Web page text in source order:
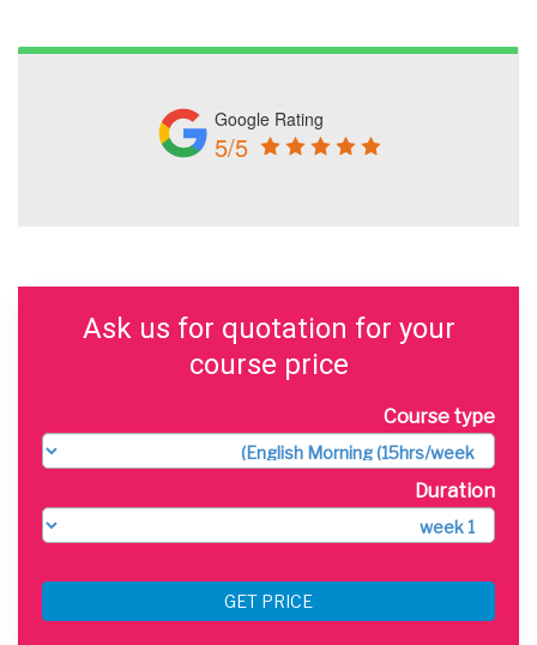
Google Rating
5/5
Ask us for quotation for your
course price
Course type
Duration
GET PRICE